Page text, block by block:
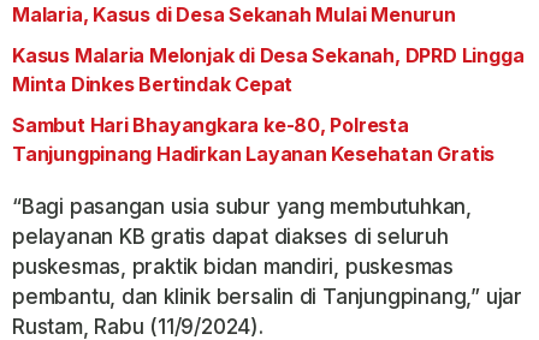
Malaria, Kasus di Desa Sekanah Mulai Menurun
Kasus Malaria Melonjak di Desa Sekanah, DPRD Lingga
Minta Dinkes Bertindak Cepat
Sambut Hari Bhayangkara ke-80, Polresta
Tanjungpinang Hadirkan Layanan Kesehatan Gratis
“Bagi pasangan usia subur yang membutuhkan,
pelayanan KB gratis dapat diakses di seluruh
puskesmas, praktik bidan mandiri, puskesmas
pembantu, dan klinik bersalin di Tanjungpinang,” ujar
Rustam, Rabu (11/9/2024).